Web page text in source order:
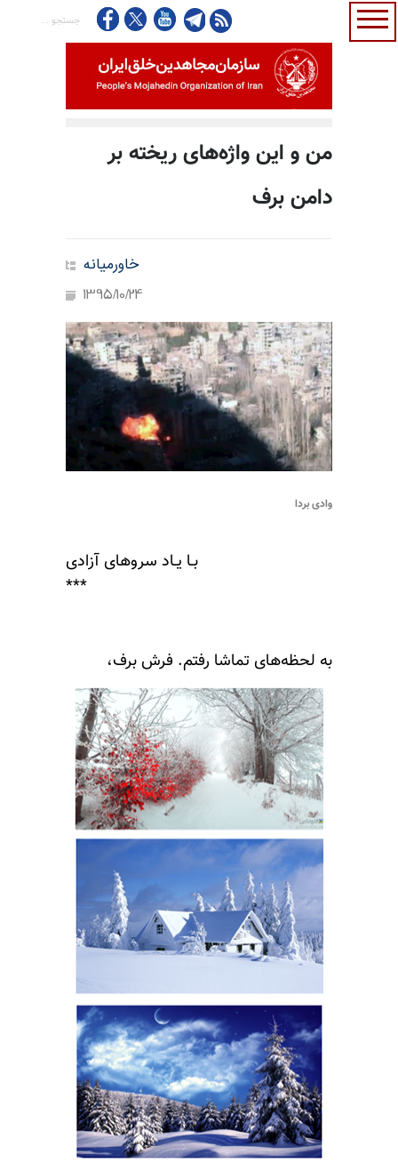
من و این واژه‌های ریخته بر
دامن برف
خاورمیانه
1395/10/24
وادی بردا
بـا یـاد سروهای آزادی
***
به لحظه‌های تماشا رفتم. فرش برف،